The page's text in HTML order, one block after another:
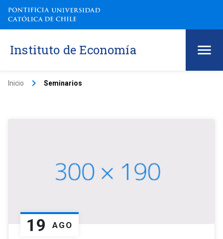
Instituto de Economía
Inicio keyboard_arrow_right Seminarios
19 AGO